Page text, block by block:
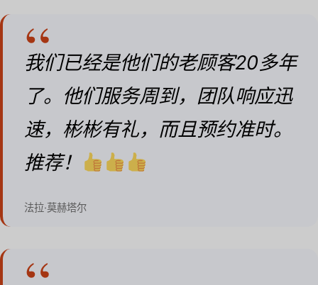
我们已经是他们的老顾客20多年
了。他们服务周到，团队响应迅
速，彬彬有礼，而且预约准时。
推荐！
法拉·莫赫塔尔